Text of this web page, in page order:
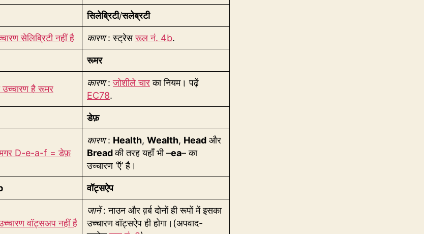
सिलेब्रिटी/सलेब्रटी
सेलिब्रिटी नहीं है कारण: स्ट्रेसरूल नं. 4b.
रूमर
है रूमर
कारण:जोशीले चारका नियम। पढ़ें
EC78.
डेफ़
D-e-a-f = डेफ़
कारण: Health, Wealth, Head और
Breadकी तरह यहाँ भी –ea– का
उच्चारण ‘ऍ’ है।
वॉट्सऐप
वॉट्सअप नहीं है
जानें: नाउन और व़र्ब दोनों ही रूपों में इसका
उच्चारण वॉट्सऐप ही होगा।(अपवाद-